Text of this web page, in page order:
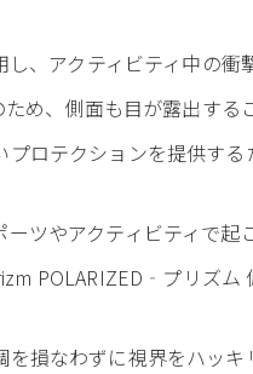
アクティビティ中の衝
め、側面も目が露出する
ロテクションを提供す
ツやアクティビティで起
POLARIZED‐プリズム
損なわずに視界をハッキ